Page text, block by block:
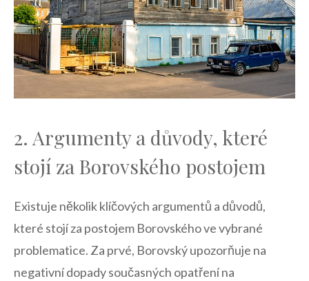
2. Argumenty a důvody, které
stojí za Borovského postojem
Existuje několik klíčových‍ argumentů a důvodů,
které ​stojí ⁤za postojem Borovského ve vybrané
problematice.​ Za prvé, Borovský upozorňuje na
negativní dopady současných ​opatření na